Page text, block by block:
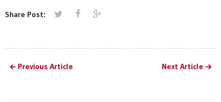
Share Post:
Previous Article Next Article